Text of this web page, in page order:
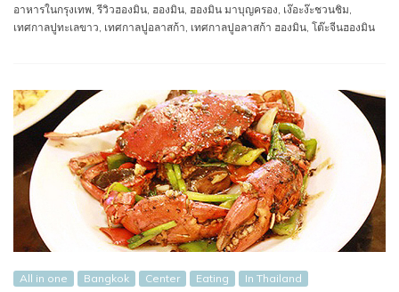
อาหารในกรุงเทพ,รีวิวฮองมิน, ฮองมิน, ฮองมิน มาบุญครอง, เง๊อะง๊ะชวนชิม,
เทศกาลปูทะเลขาว, เทศกาลปูอลาสก้า, เทศกาลปูอลาสก้า ฮองมิน, โต๊ะจีนฮองมิน
All in one Bangkok Center Eating In Thailand